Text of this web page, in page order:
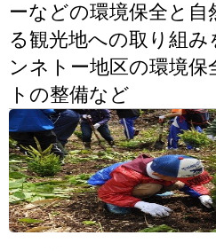
ーなどの環境保全と
る観光地への取り組
ンネトー地区の環境保
トの整備など